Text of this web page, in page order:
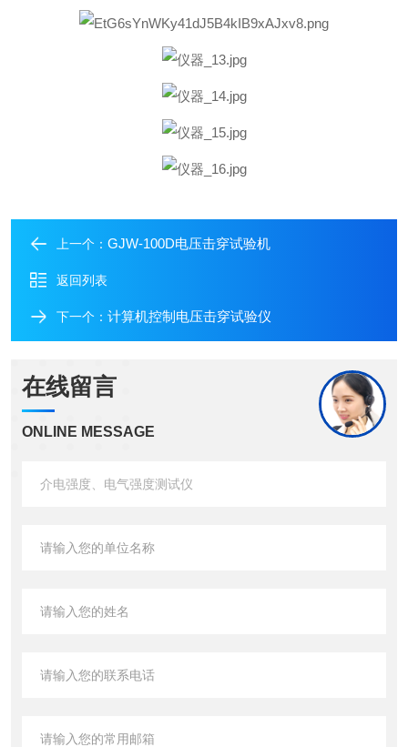
上一个： GJW-100D电压击穿试验机
返回列表
下一个： 计算机控制电压击穿试验仪
在线留言
ONLINE MESSAGE